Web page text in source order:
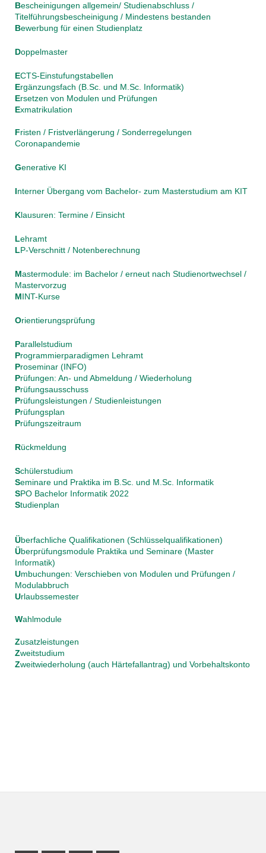
Bescheinigungen allgemein/ Studienabschluss /
Titelführungsbescheinigung / Mindestens bestanden
Bewerbung für einen Studienplatz
Doppelmaster
ECTS-Einstufungstabellen
Ergänzungsfach (B.Sc. und M.Sc. Informatik)
Ersetzen von Modulen und Prüfungen
Exmatrikulation
Fristen / Fristverlängerung / Sonderregelungen
Coronapandemie
Generative KI
Interner Übergang vom Bachelor- zum Masterstudium am KIT
Klausuren: Termine / Einsicht
Lehramt
LP-Verschnitt / Notenberechnung
Mastermodule: im Bachelor / erneut nach Studienortwechsel /
Mastervorzug
MINT-Kurse
Orientierungsprüfung
Parallelstudium
Programmierparadigmen Lehramt
Proseminar (INFO)
Prüfungen: An- und Abmeldung / Wiederholung
Prüfungsausschuss
Prüfungsleistungen / Studienleistungen
Prüfungsplan
Prüfungszeitraum
Rückmeldung
Schülerstudium
Seminare und Praktika im B.Sc. und M.Sc. Informatik
SPO Bachelor Informatik 2022
Studienplan
Überfachliche Qualifikationen (Schlüsselqualifikationen)
Überprüfungsmodule Praktika und Seminare (Master
Informatik)
Umbuchungen: Verschieben von Modulen und Prüfungen /
Modulabbruch
Urlaubssemester
Wahlmodule
Zusatzleistungen
Zweitstudium
Zweitwiederholung (auch Härtefallantrag) und Vorbehaltskonto